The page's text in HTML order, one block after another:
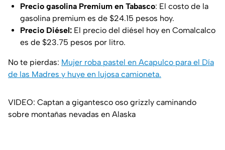
Precio gasolina Premium en Tabasco: El costo de la
gasolina premium es de $24.15 pesos hoy.
Precio Diésel: El precio del diésel hoy en Comalcalco
es de $23.75 pesos por litro.
No te pierdas: Mujer roba pastel en Acapulco para el Día
de las Madres y huye en lujosa camioneta.
VIDEO: Captan a gigantesco oso grizzly caminando
sobre montañas nevadas en Alaska